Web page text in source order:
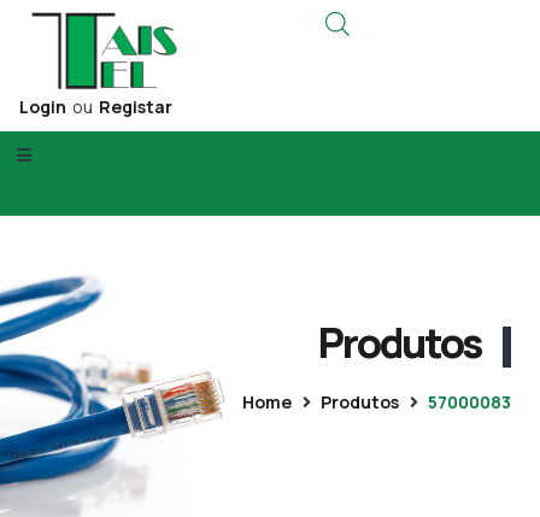
Login ou Registar
Produtos
Home Produtos 57000083